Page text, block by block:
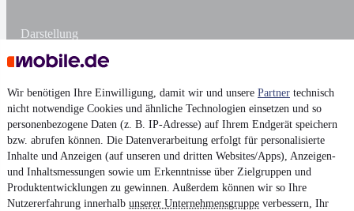
Wir benötigen Ihre Einwilligung, damit wir und unsere Partner technisch
nicht notwendige Cookies und ähnliche Technologien einsetzen und so
personenbezogene Daten (z. B. IP-Adresse) auf Ihrem Endgerät speichern
bzw. abrufen können. Die Datenverarbeitung erfolgt für personalisierte
Inhalte und Anzeigen (auf unseren und dritten Websites/Apps), Anzeigen-
und Inhaltsmessungen sowie um Erkenntnisse über Zielgruppen und
Produktentwicklungen zu gewinnen. Außerdem können wir so Ihre
Nutzererfahrung innerhalb unserer Unternehmensgruppe verbessern, Ihr
Darstellung